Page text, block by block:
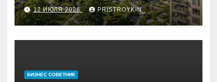
12 ИЮЛЯ 2026 PRISTROYKIN_
БИЗНЕС СОВЕТНИК